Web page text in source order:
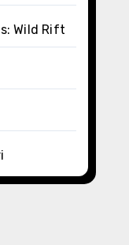
Wild Rift